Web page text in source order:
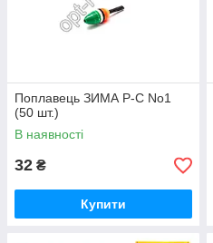
Поплавець ЗИМА Р-С No1
(50 шт.)
В наявності
32 ₴
Купити